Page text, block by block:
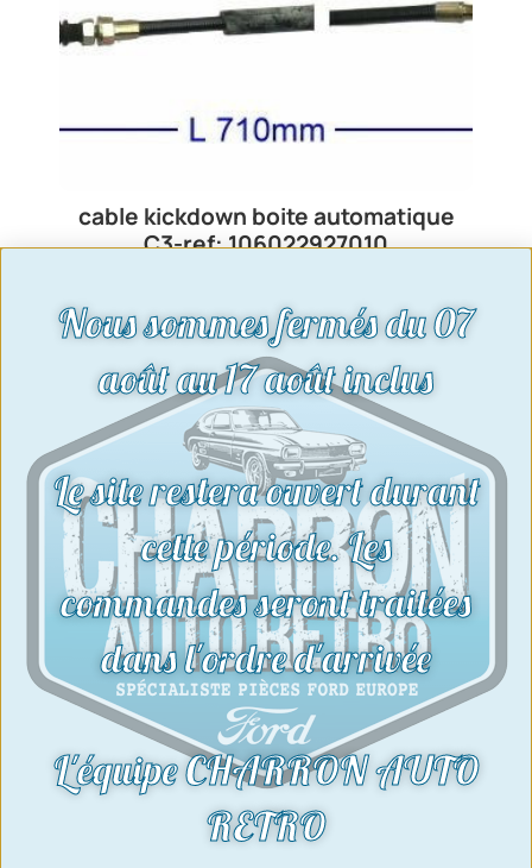
cable kickdown boite automatique
C3-ref: 106022927010
Voir le produit
Nous sommes fermés du 07
août au 17 août inclus
Le site restera ouvert durant
cette période. Les
commandes seront traitées
dans l'ordre d'arrivée
L'équipe CHARRON AUTO
RETRO